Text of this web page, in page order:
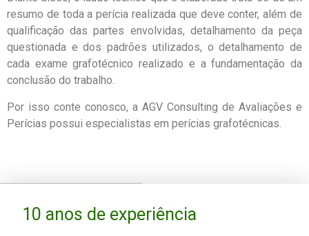
resumo de toda a perícia realizada que deve conter, além de
qualificação das partes envolvidas, detalhamento da peça
questionada e dos padrões utilizados, o detalhamento de
cada exame grafotécnico realizado e a fundamentação da
conclusão do trabalho.
Por isso conte conosco, a AGV Consulting de Avaliações e
Perícias possui especialistas em perícias grafotécnicas.
10 anos de experiência